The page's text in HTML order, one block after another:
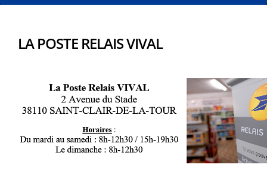
LA POSTE RELAIS VIVAL